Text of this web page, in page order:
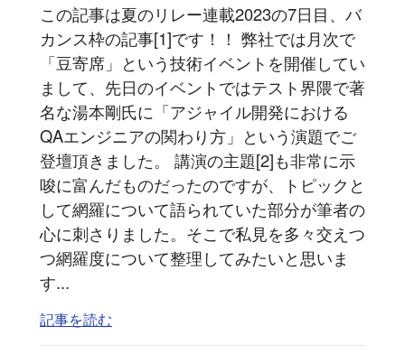
この記事は夏のリレー連載2023の7日目、バ
カンス枠の記事[1]です！！ 弊社では月次で
「豆寄席」という技術イベントを開催してい
まして、先日のイベントではテスト界隈で著
名な湯本剛氏に「アジャイル開発における
QAエンジニアの関わり方」という演題でご
登壇頂きました。 講演の主題[2]も非常に示
唆に富んだものだったのですが、トピックと
して網羅について語られていた部分が筆者の
心に刺さりました。そこで私見を多々交えつ
つ網羅度について整理してみたいと思いま
す...
記事を読む